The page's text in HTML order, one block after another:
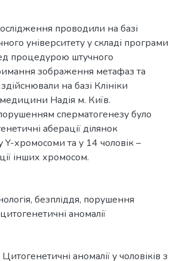
проводили на базі
університету у складі програми
процедурою штучного
зображення метафаз та
на базі Клініки
Надія м. Київ.
сперматогенезу було
аберації ділянок
Y-хромосоми та у 14 чоловік –
інших хромосом.
, безпліддя, порушення
цитогенетичні аномалії
аномалії у чоловіків з